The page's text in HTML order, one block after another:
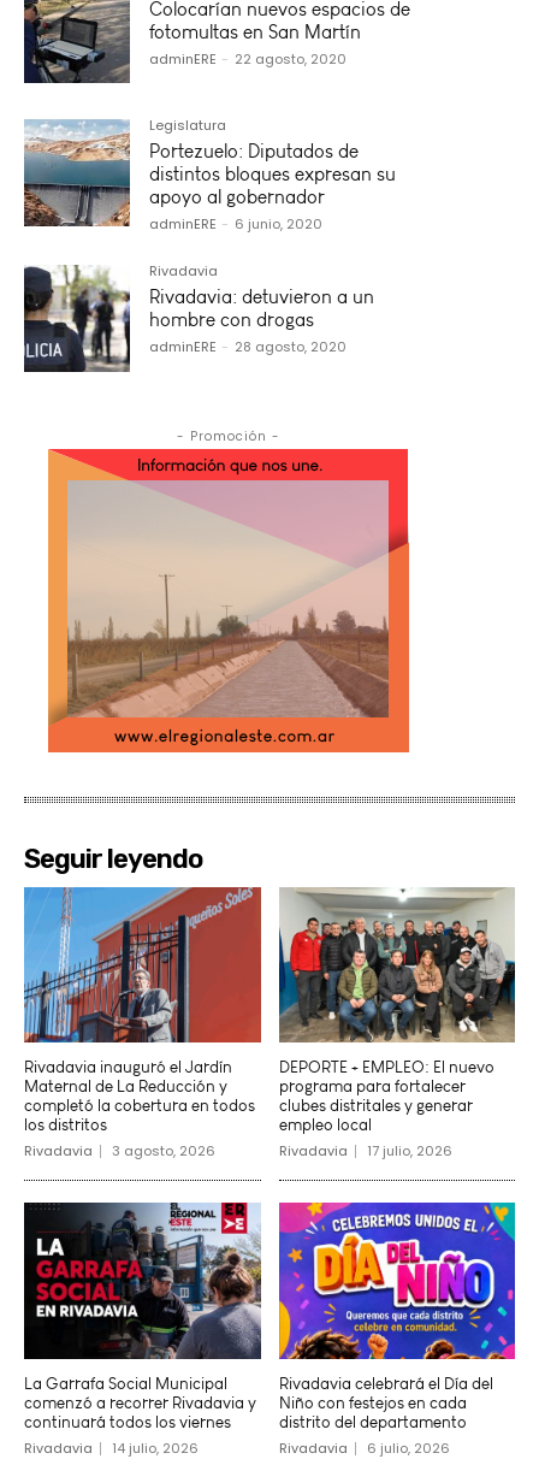
Colocarían nuevos espacios de
fotomultas en San Martín
adminERE - 22 agosto, 2020
Legislatura
Portezuelo: Diputados de
distintos bloques expresan su
apoyo al gobernador
adminERE - 6 junio, 2020
Rivadavia
Rivadavia: detuvieron a un
hombre con drogas
adminERE - 28 agosto, 2020
- Promoción -
Seguir leyendo
Rivadavia inauguró el Jardín
Maternal de La Reducción y
completó la cobertura en todos
los distritos
Rivadavia 3 agosto, 2026
DEPORTE + EMPLEO: El nuevo
programa para fortalecer
clubes distritales y generar
empleo local
Rivadavia 17 julio, 2026
La Garrafa Social Municipal
comenzó a recorrer Rivadavia y
continuará todos los viernes
Rivadavia 14 julio, 2026
Rivadavia celebrará el Día del
Niño con festejos en cada
distrito del departamento
Rivadavia 6 julio, 2026